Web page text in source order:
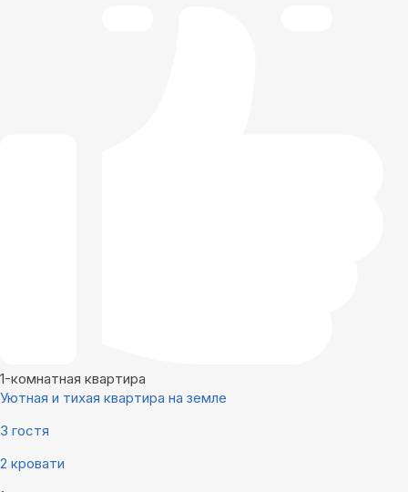
1-комнатная квартира
Уютная и тихая квартира на земле
3 гостя
2 кровати